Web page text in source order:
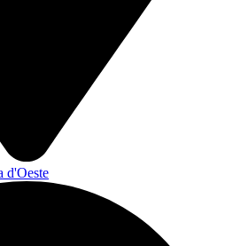
d'Oeste